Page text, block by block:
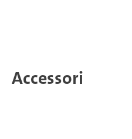
Accessori